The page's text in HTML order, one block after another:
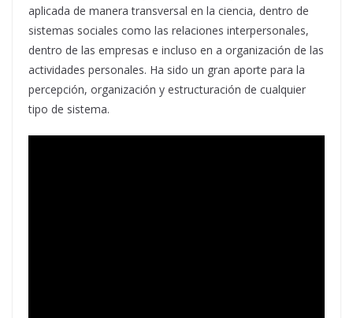
aplicada de manera transversal en la ciencia, dentro de
sistemas sociales como las relaciones interpersonales,
dentro de las empresas e incluso en a organización de las
actividades personales. Ha sido un gran aporte para la
percepción, organización y estructuración de cualquier
tipo de sistema.